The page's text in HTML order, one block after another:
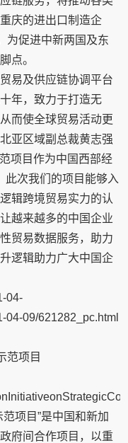
庆的进出口制造企
为促进中新两国及东
点。
易及供应链协调平台
年，致力于打造无
而使全球贸易活动更
亚区域副总裁黄志强
项目作为中国西部经
此次我们的项目能够入
辑跨境贸易实力的认
越来越多的中国企业
贸易数据服务，助力
逻辑助力广大中国企
04-
04-09/621282_pc.html
范项目
项目”是中国和新加
府间合作项目，以重